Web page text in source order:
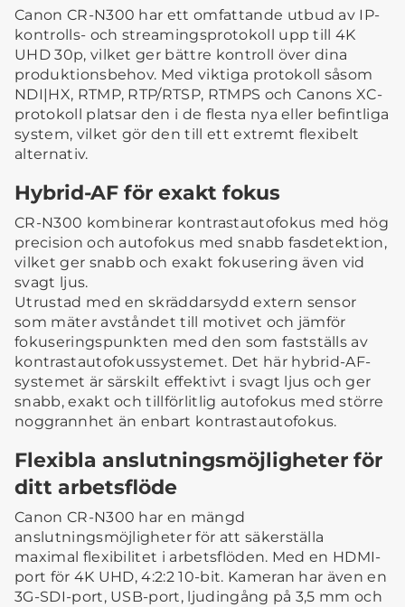
Canon CR-N300 har ett omfattande utbud av IP-
kontrolls- och streamingsprotokoll upp till 4K
UHD 30p, vilket ger bättre kontroll över dina
produktionsbehov. Med viktiga protokoll såsom
NDI|HX, RTMP, RTP/RTSP, RTMPS och Canons XC-
protokoll platsar den i de flesta nya eller befintliga
system, vilket gör den till ett extremt flexibelt
alternativ.
Hybrid-AF för exakt fokus
CR-N300 kombinerar kontrastautofokus med hög
precision och autofokus med snabb fasdetektion,
vilket ger snabb och exakt fokusering även vid
svagt ljus.
Utrustad med en skräddarsydd extern sensor
som mäter avståndet till motivet och jämför
fokuseringspunkten med den som fastställs av
kontrastautofokussystemet. Det här hybrid-AF-
systemet är särskilt effektivt i svagt ljus och ger
snabb, exakt och tillförlitlig autofokus med större
noggrannhet än enbart kontrastautofokus.
Flexibla anslutningsmöjligheter för
ditt arbetsflöde
Canon CR-N300 har en mängd
anslutningsmöjligheter för att säkerställa
maximal flexibilitet i arbetsflöden. Med en HDMI-
port för 4K UHD, 4:2:2 10-bit. Kameran har även en
3G-SDI-port, USB-port, ljudingång på 3,5 mm och